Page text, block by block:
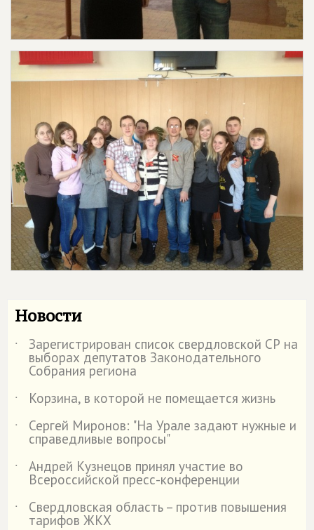
Новости
˙ Зарегистрирован список свердловской СР на
выборах депутатов Законодательного
Собрания региона
˙
Корзина, в которой не помещается жизнь
˙
Сергей Миронов: "На Урале задают нужные и
справедливые вопросы"
˙
Андрей Кузнецов принял участие во
Всероссийской пресс-конференции
˙
Свердловская область – против повышения
тарифов ЖКХ